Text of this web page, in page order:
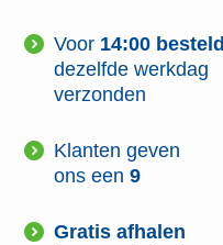
Voor 14:00 besteld
dezelfde werkdag
verzonden
Klanten geven
ons een 9
Gratis afhalen